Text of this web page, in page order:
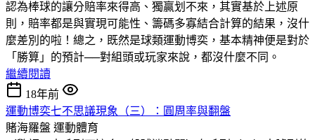
認為棒球的讓分賠率來得高、獨贏划不來，其實基於上述原
則，賠率都是與實現可能性、籌碼多寡結合計算的結果，沒什
麼差別的啦！總之，既然是球類運動博奕，基本精神便是對於
「勝算」的預計──對組頭或玩家來說，都沒什麼不同。
繼續閱讀
18年前
運動博奕七不思議現象（三）：圓周率與翻盤
賭海羅盤 運動體育